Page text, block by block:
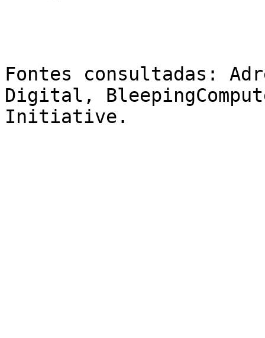
Fontes consultadas:
Digital,
Initiative.